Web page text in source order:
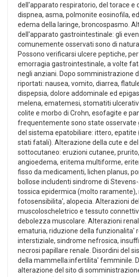
dell'apparato respiratorio, del torace e
dispnea, asma, polmonite eosinofila,
edema della laringe, broncospasmo.
dell'apparato gastrointestinale: gli
comunemente osservati sono di
Possono verificarsi ulcere peptiche,
emorragia gastrointestinale, a volte
negli anziani. Dopo somministrazione
riportati: nausea, vomito, diarrea,
dispepsia, dolore addominale ed
melena, ematemesi, stomatiti
colite e morbo di Crohn, esofagite e
frequentemente sono state osservate
del sistema epatobiliare: ittero, epatite
stati fatali). Alterazione della cute e
sottocutaneo: eruzioni cutanee,
angioedema, eritema multiforme,
fisso da medicamenti, lichen planus,
bollose includenti sindrome di
tossica epidermica (molto raramente),
fotosensibilita', alopecia. Alterazioni
muscoloscheletrico e tessuto
debolezza muscolare. Alterazioni
ematuria, riduzione della funzionalita'
interstiziale, sindrome nefrosica,
necrosi papillare renale. Disordini del
della mammella:infertilita' femminile.
alterazione del sito di